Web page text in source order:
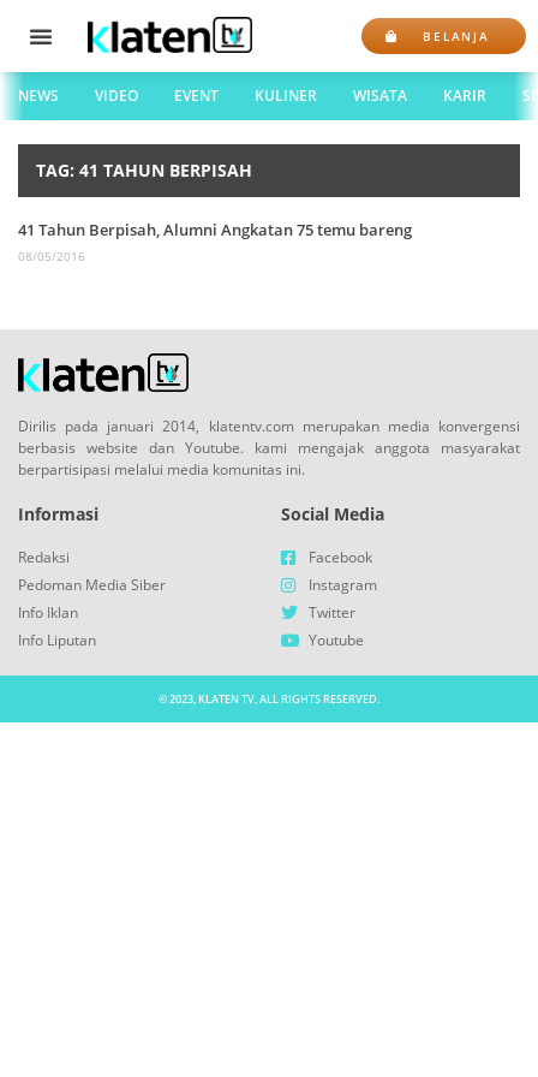
BELANJA
NEWS VIDEO EVENT KULINER WISATA KARIR
TAG: 41 TAHUN BERPISAH
41 Tahun Berpisah, Alumni Angkatan 75 temu bareng
08/05/2016
Dirilis pada januari 2014, klatentv.com merupakan media konvergensi
berbasis website dan Youtube. kami mengajak anggota masyarakat
berpartisipasi melalui media komunitas ini.
Informasi
Redaksi
Pedoman Media Siber
Info Iklan
Info Liputan
Social Media
Facebook
Instagram
Twitter
Youtube
© 2023, KLATEN TV, ALL RIGHTS RESERVED.